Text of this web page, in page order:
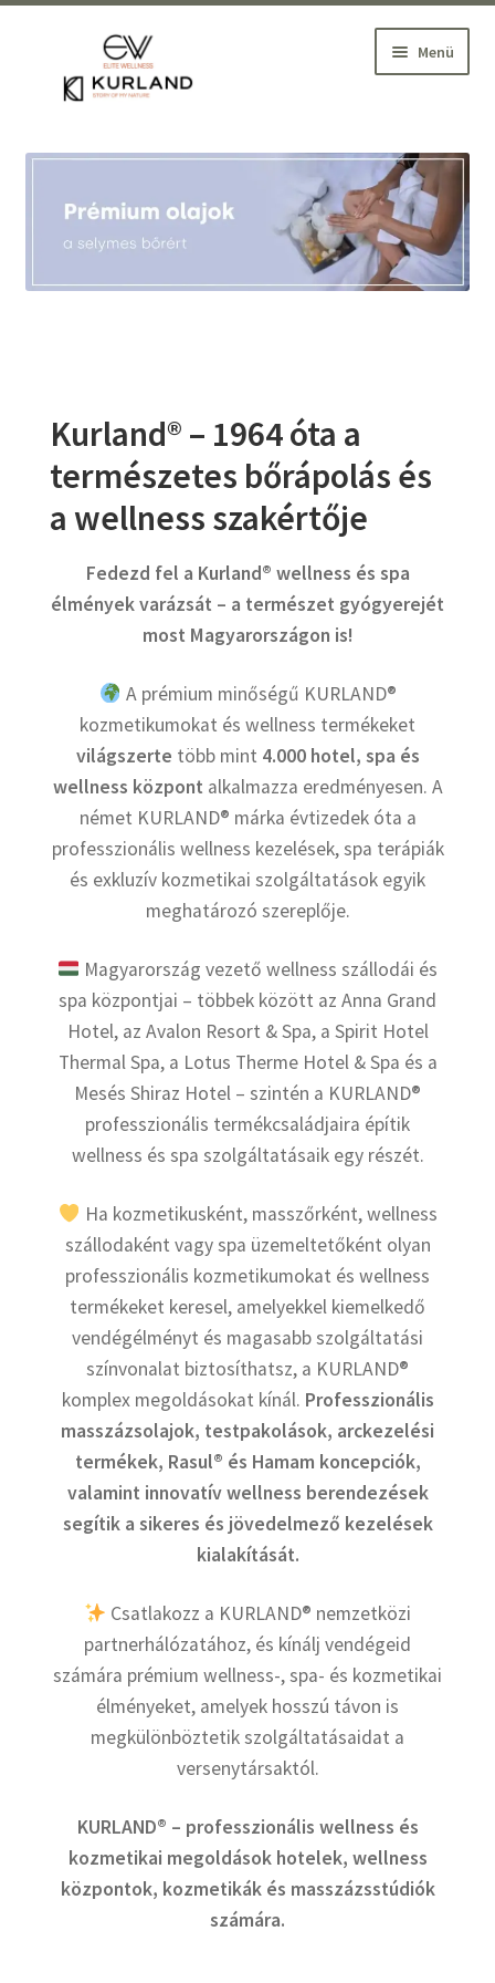
navigációhoz
tartalomba
Menü
Belépés
Blog
Kapcsolat
Facebook
Kurland® – 1964 óta a
természetes bőrápolás és
a wellness szakértője
Fedezd fel a Kurland® wellness és spa
élmények varázsát – a természet gyógyerejét
most Magyarországon is!
A prémium minőségű KURLAND®
kozmetikumokat és wellness termékeket
világszerte több mint 4.000 hotel, spa és
wellness központ alkalmazza eredményesen. A
német KURLAND® márka évtizedek óta a
professzionális wellness kezelések, spa terápiák
és exkluzív kozmetikai szolgáltatások egyik
meghatározó szereplője.
Magyarország vezető wellness szállodái és
spa központjai – többek között az Anna Grand
Hotel, az Avalon Resort & Spa, a Spirit Hotel
Thermal Spa, a Lotus Therme Hotel & Spa és a
Mesés Shiraz Hotel – szintén a KURLAND®
professzionális termékcsaládjaira építik
wellness és spa szolgáltatásaik egy részét.
Ha kozmetikusként, masszőrként, wellness
szállodaként vagy spa üzemeltetőként olyan
professzionális kozmetikumokat és wellness
termékeket keresel, amelyekkel kiemelkedő
vendégélményt és magasabb szolgáltatási
színvonalat biztosíthatsz, a KURLAND®
komplex megoldásokat kínál. Professzionális
masszázsolajok, testpakolások, arckezelési
termékek, Rasul® és Hamam koncepciók,
valamint innovatív wellness berendezések
segítik a sikeres és jövedelmező kezelések
kialakítását.
Csatlakozz a KURLAND® nemzetközi
partnerhálózatához, és kínálj vendégeid
számára prémium wellness-, spa- és kozmetikai
élményeket, amelyek hosszú távon is
megkülönböztetik szolgáltatásaidat a
versenytársaktól.
KURLAND® – professzionális wellness és
kozmetikai megoldások hotelek, wellness
központok, kozmetikák és masszázsstúdiók
számára.